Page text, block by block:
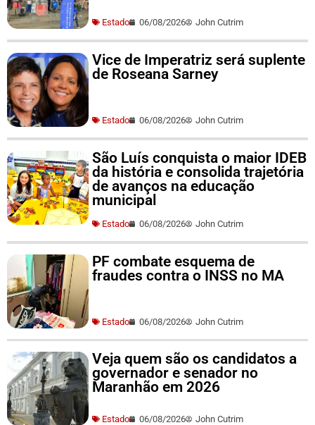
Estado 06/08/2026 John Cutrim
Vice de Imperatriz será suplente
de Roseana Sarney
Estado 06/08/2026 John Cutrim
São Luís conquista o maior IDEB
da história e consolida trajetória
de avanços na educação
municipal
Estado 06/08/2026 John Cutrim
PF combate esquema de
fraudes contra o INSS no MA
Estado 06/08/2026 John Cutrim
Veja quem são os candidatos a
governador e senador no
Maranhão em 2026
Estado 06/08/2026 John Cutrim